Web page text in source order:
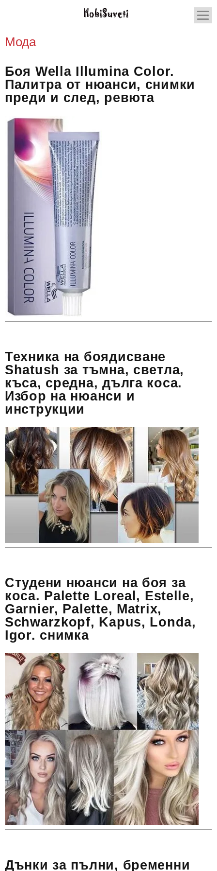
Мода
Боя Wella Illumina Color.
Палитра от нюанси, снимки
преди и след, ревюта
Техника на боядисване
Shatush за тъмна, светла,
къса, средна, дълга коса.
Избор на нюанси и
инструкции
Студени нюанси на боя за
коса. Palette Loreal, Estelle,
Garnier, Palette, Matrix,
Schwarzkopf, Kapus, Londa,
Igor. снимка
Дънки за пълни, бременни